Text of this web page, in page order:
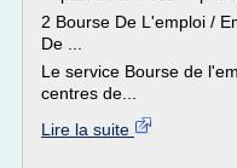
2 Bourse De L'emploi /
De ...
Le service Bourse de
centres de...
Lire la suite